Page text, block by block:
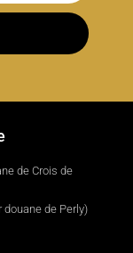
de Crois de
douane de Perly)